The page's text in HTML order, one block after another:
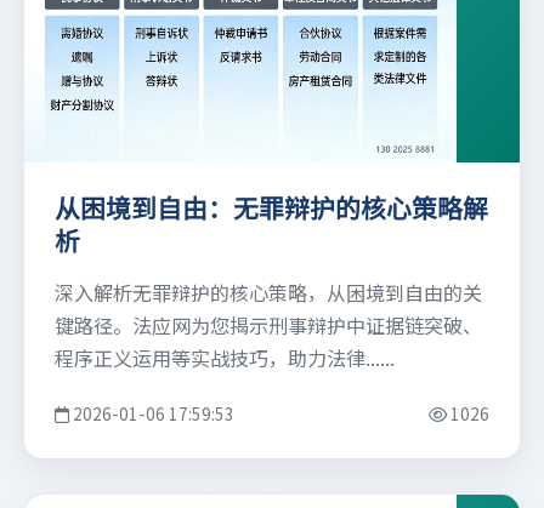
从困境到自由：无罪辩护的核心策略解
析
深入解析无罪辩护的核心策略，从困境到自由的关
键路径。法应网为您揭示刑事辩护中证据链突破、
程序正义运用等实战技巧，助力法律......
2026-01-06 17:59:53 1026